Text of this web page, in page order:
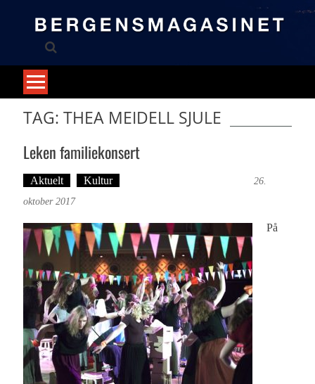
TAG: THEA MEIDELL SJULE
Leken familiekonsert
Aktuelt Kultur
26.
oktober 2017
På